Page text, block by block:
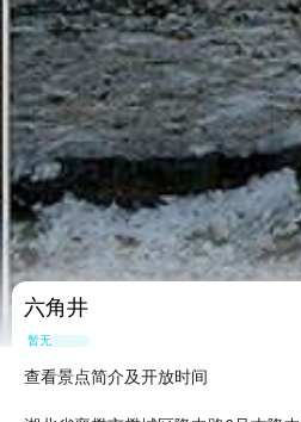
六角井
暂无点评
查看景点简介及开放时间